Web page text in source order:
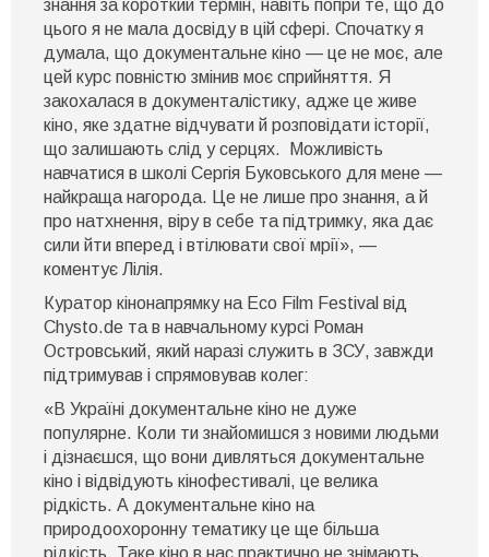
знання за короткий термін, навіть попри те, що до
цього я не мала досвіду в цій сфері. Спочатку я
думала, що документальне кіно — це не моє, але
цей курс повністю змінив моє сприйняття. Я
закохалася в документалістику, адже це живе
кіно, яке здатне відчувати й розповідати історії,
що залишають слід у серцях. Можливість
навчатися в школі Сергія Буковського для мене —
найкраща нагорода. Це не лише про знання, а й
про натхнення, віру в себе та підтримку, яка дає
сили йти вперед і втілювати свої мрії», —
коментує Лілія.
Куратор кінонапрямку на Eco Film Festival від
Chysto.de та в навчальному курсі Роман
Островський, який наразі служить в ЗСУ, завжди
підтримував і спрямовував колег:
«В Україні документальне кіно не дуже
популярне. Коли ти знайомишся з новими людьми
і дізнаєшся, що вони дивляться документальне
кіно і відвідують кінофестивалі, це велика
рідкість. А документальне кіно на
природоохоронну тематику це ще більша